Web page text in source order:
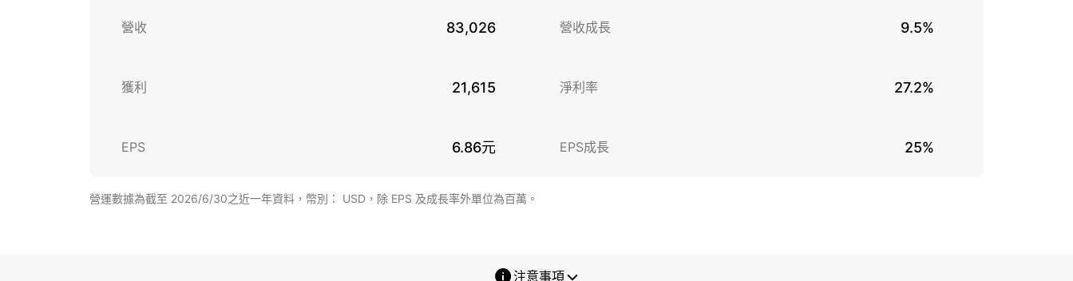
營收 83,026 營收成長 9.5%
獲利 21,615 淨利率 27.2%
EPS 6.86元 EPS成長 25%
營運數據為截至 2026/6/30之近一年資料，幣別： USD，除 EPS 及成長率外單位為百萬。
注意事項